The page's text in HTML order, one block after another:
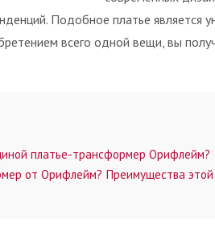
Подобное платье является
всего одной вещи, вы
платье-трансформер Орифлейм?
от Орифлейм? Преимущества